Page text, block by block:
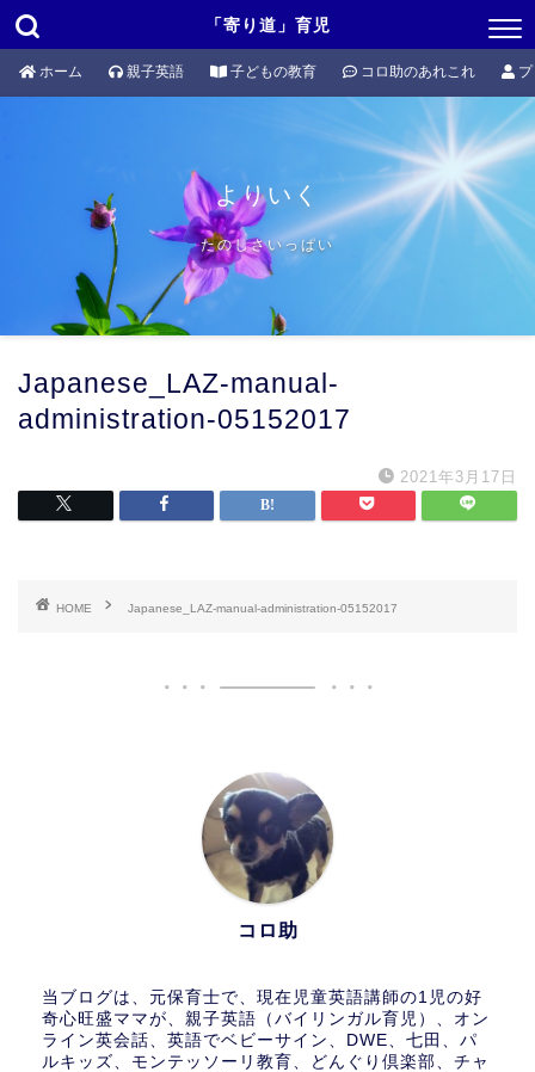
「寄り道」育児
ホーム 親子英語 子どもの教育 コロ助のあれこれ
よりいく
たのしさいっぱい
Japanese_LAZ-manual-
administration-05152017
2021年3月17日
HOME Japanese_LAZ-manual-administration-05152017
コロ助
当ブログは、元保育士で、現在児童英語講師の1児の好
奇心旺盛ママが、親子英語（バイリンガル育児）、オン
ライン英会話、英語でベビーサイン、DWE、七田、パ
ルキッズ、モンテッソーリ教育、どんぐり倶楽部、チャ